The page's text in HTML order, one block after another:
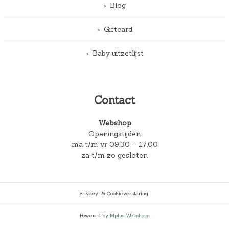
Blog
Giftcard
Baby uitzetlijst
Contact
Webshop
Openingstijden
ma t/m vr 09.30 – 17.00
za t/m zo gesloten
Privacy- & Cookieverklaring
Powered by Mplus Webshops